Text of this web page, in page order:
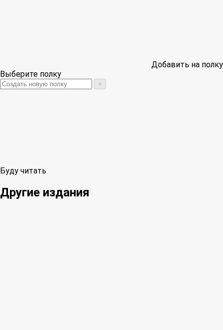
Добавить на полку
Выберите полку
+
Буду читать
Другие издания